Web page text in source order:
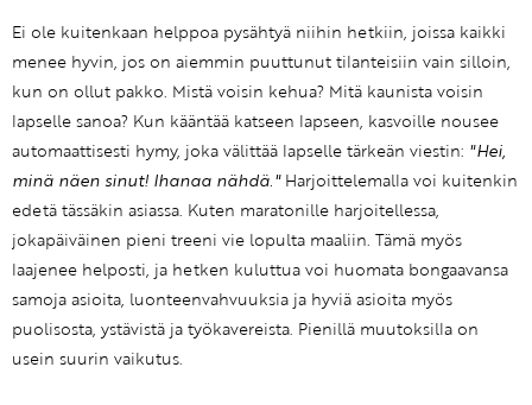
Ei ole kuitenkaan helppoa pysähtyä niihin hetkiin, joissa kaikki
menee hyvin, jos on aiemmin puuttunut tilanteisiin vain silloin,
kun on ollut pakko. Mistä voisin kehua? Mitä kaunista voisin
lapselle sanoa? Kun kääntää katseen lapseen, kasvoille nousee
automaattisesti hymy, joka välittää lapselle tärkeän viestin: "Hei,
minä näen sinut! Ihanaa nähdä."Harjoittelemalla voi kuitenkin
edetä tässäkin asiassa. Kuten maratonille harjoitellessa,
jokapäiväinen pieni treeni vie lopulta maaliin. Tämä myös
laajenee helposti, ja hetken kuluttua voi huomata bongaavansa
samoja asioita, luonteenvahvuuksia ja hyviä asioita myös
puolisosta, ystävistä ja työkavereista. Pienillä muutoksilla on
usein suurin vaikutus.